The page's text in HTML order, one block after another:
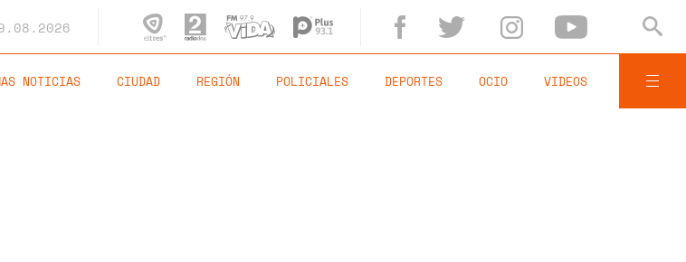
NOTICIAS CIUDAD REGIÓN POLICIALES DEPORTES OCIO VIDEOS